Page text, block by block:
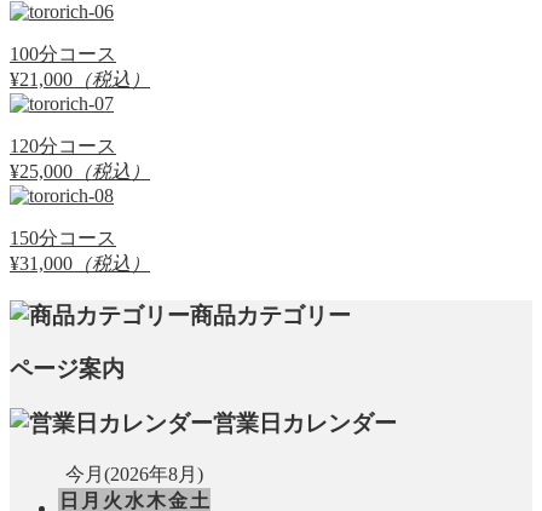
100分コース
¥21,000 （税込）
120分コース
¥25,000 （税込）
150分コース
¥31,000 （税込）
商品カテゴリー
ページ案内
営業日カレンダー
今月(2026年8月)
日 月 火 水木金土